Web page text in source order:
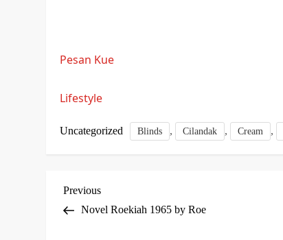
Pesan Kue
Lifestyle
Uncategorized Blinds , Cilandak , Cream ,
P
Previous
Post
Previous
Novel Roekiah 1965 by Roe